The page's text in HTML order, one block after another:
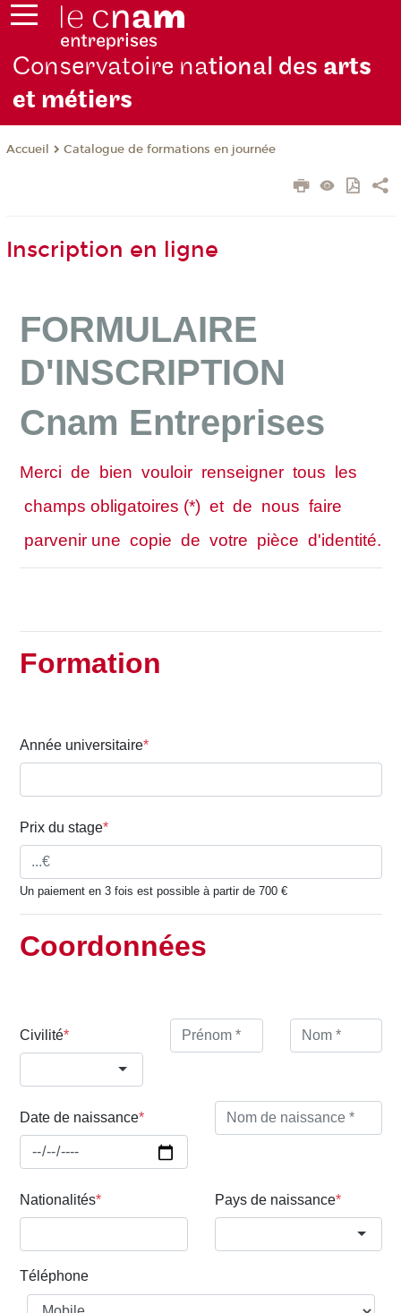
Conservatoire national des arts
et métiers
Accueil Catalogue de formations en journée
Inscription en ligne